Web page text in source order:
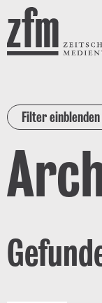
Direkt zum Inhalt
ZEITSCHRIFT FÜR
Filter einblenden